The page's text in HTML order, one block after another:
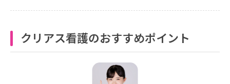
クリアス看護のおすすめポイント